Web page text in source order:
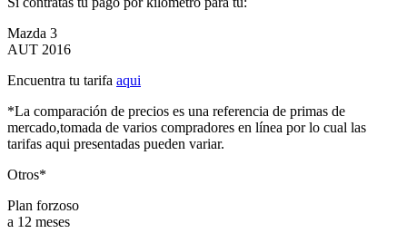
Mazda 3
AUT 2016
Encuentra tu tarifa aqui
*La comparación de precios es una referencia de primas de
mercado,tomada de varios compradores en línea por lo cual las
tarifas aqui presentadas pueden variar.
Otros*
Plan forzoso
a 12 meses